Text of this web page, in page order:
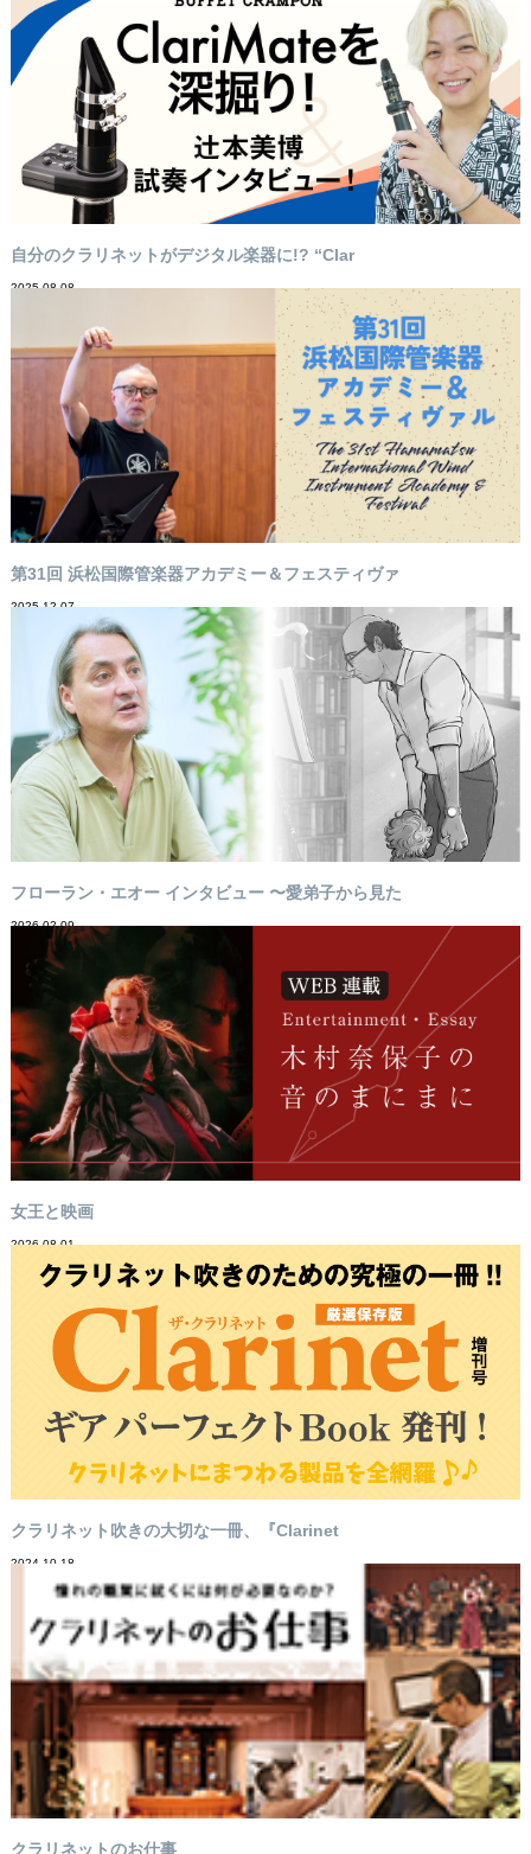
自分のクラリネットがデジタル楽器に!? “Clar
2025-08-08
第31回 浜松国際管楽器アカデミー＆フェスティヴァ
2025-12-07
フローラン・エオー インタビュー 〜愛弟子から見た
2026-02-09
女王と映画
2026-08-01
クラリネット吹きの大切な一冊、『Clarinet
2024-10-18
クラリネットのお仕事